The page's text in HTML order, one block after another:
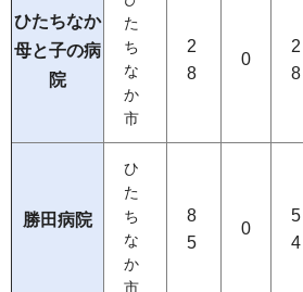
ひたちなか
母と子の病
院
た
ち
な
か
市
2
8
0
2
8
勝田病院
ひ
た
ち
な
か
市
8
5
0
5
4